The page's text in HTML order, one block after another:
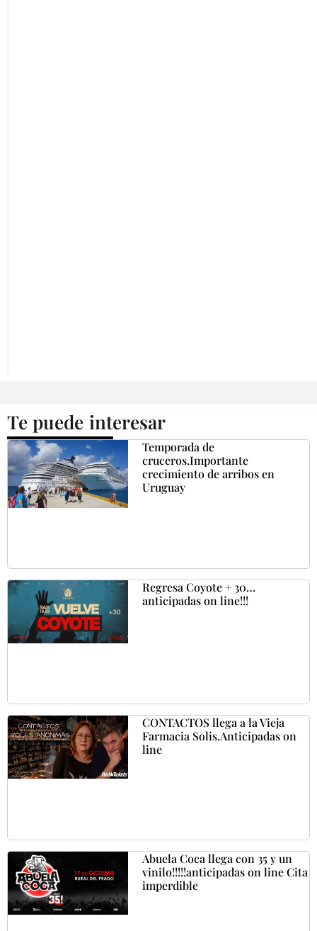
Te puede interesar
Temporada de
cruceros.Importante
crecimiento de arribos en
Uruguay
Regresa Coyote + 30…
anticipadas on line!!!
CONTACTOS llega a la Vieja
Farmacia Solis.Anticipadas on
line
Abuela Coca llega con 35 y un
vinilo!!!!!anticipadas on line Cita
imperdible